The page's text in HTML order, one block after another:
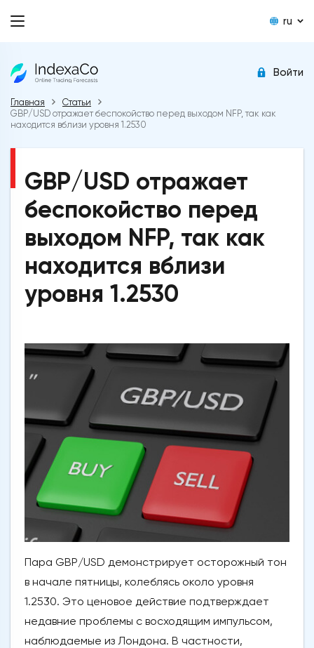
ru
Войти
Главная
Статьи
GBP/USD отражает беспокойство перед выходом NFP, так как
находится вблизи уровня 1.2530
GBP/USD отражает
беспокойство перед
выходом NFP, так как
находится вблизи
уровня 1.2530
Пара GBP/USD демонстрирует осторожный тон
в начале пятницы, колеблясь около уровня
1.2530. Это ценовое действие подтверждает
недавние проблемы с восходящим импульсом,
наблюдаемые из Лондона. В частности,